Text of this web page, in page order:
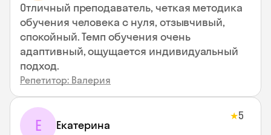
Отличный преподаватель, четкая методика
обучения человека с нуля, отзывчивый,
спокойный. Темп обучения очень
адаптивный, ощущается индивидуальный
подход.
Репетитор: Валерия
Е Екатерина
★5